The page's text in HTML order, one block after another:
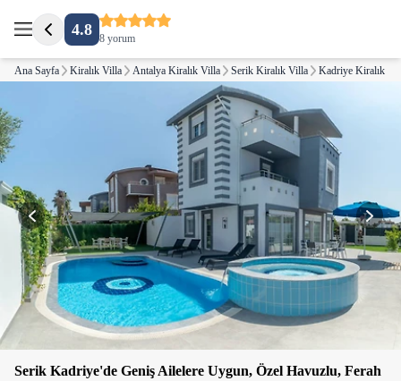
4.8 8 yorum
Ana Sayfa Kiralık Villa Antalya Kiralık Villa Serik Kiralık Villa Kadriye Kiralık
Serik Kadriye'de Geniş Ailelere Uygun, Özel Havuzlu, Ferah